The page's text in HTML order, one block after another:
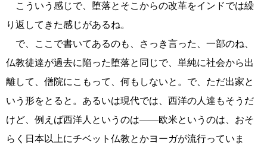
こういう感じで、堕落とそこからの改革をインドでは繰
り返してきた感じがあるね。
で、ここで書いてあるのも、さっき言った、一部のね、
仏教徒達が過去に陥った堕落と同じで、単純に社会から出
離して、僧院にこもって、何もしないと。で、ただ出家と
いう形をとると。あるいは現代では、西洋の人達もそうだ
けど、例えば西洋人というのは――欧米というのは、おそ
らく日本以上にチベット仏教とかヨーガが流行っていま